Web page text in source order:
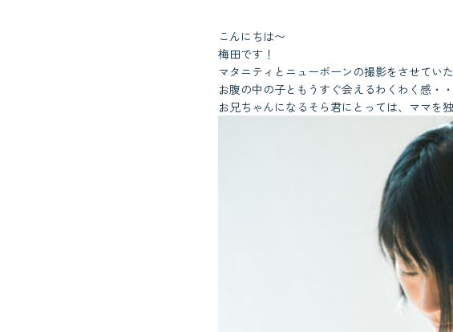
こんにちは〜
梅田です！
マタニティとニューボーンの撮影をさせてい
お腹の中の子ともうすぐ会えるわくわく感・
お兄ちゃんになるそら君にとっては、ママを